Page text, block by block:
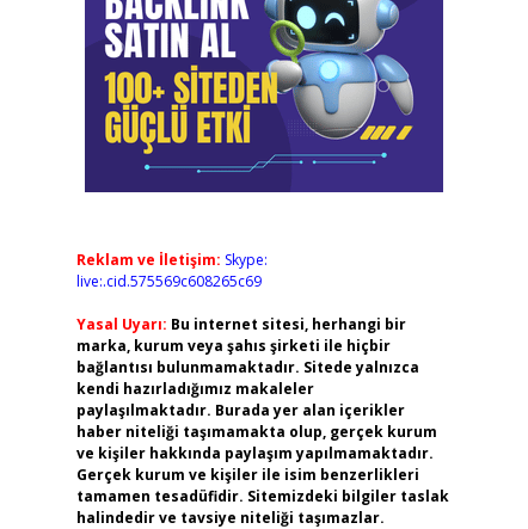
Reklam ve İletişim: Skype:
live:.cid.575569c608265c69
Yasal Uyarı: Bu internet sitesi, herhangi bir
marka, kurum veya şahıs şirketi ile hiçbir
bağlantısı bulunmamaktadır. Sitede yalnızca
kendi hazırladığımız makaleler
paylaşılmaktadır. Burada yer alan içerikler
haber niteliği taşımamakta olup, gerçek kurum
ve kişiler hakkında paylaşım yapılmamaktadır.
Gerçek kurum ve kişiler ile isim benzerlikleri
tamamen tesadüfidir. Sitemizdeki bilgiler taslak
halindedir ve tavsiye niteliği taşımazlar.